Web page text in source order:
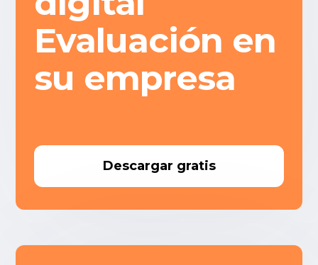
Evaluación en
su empresa
Descargar gratis